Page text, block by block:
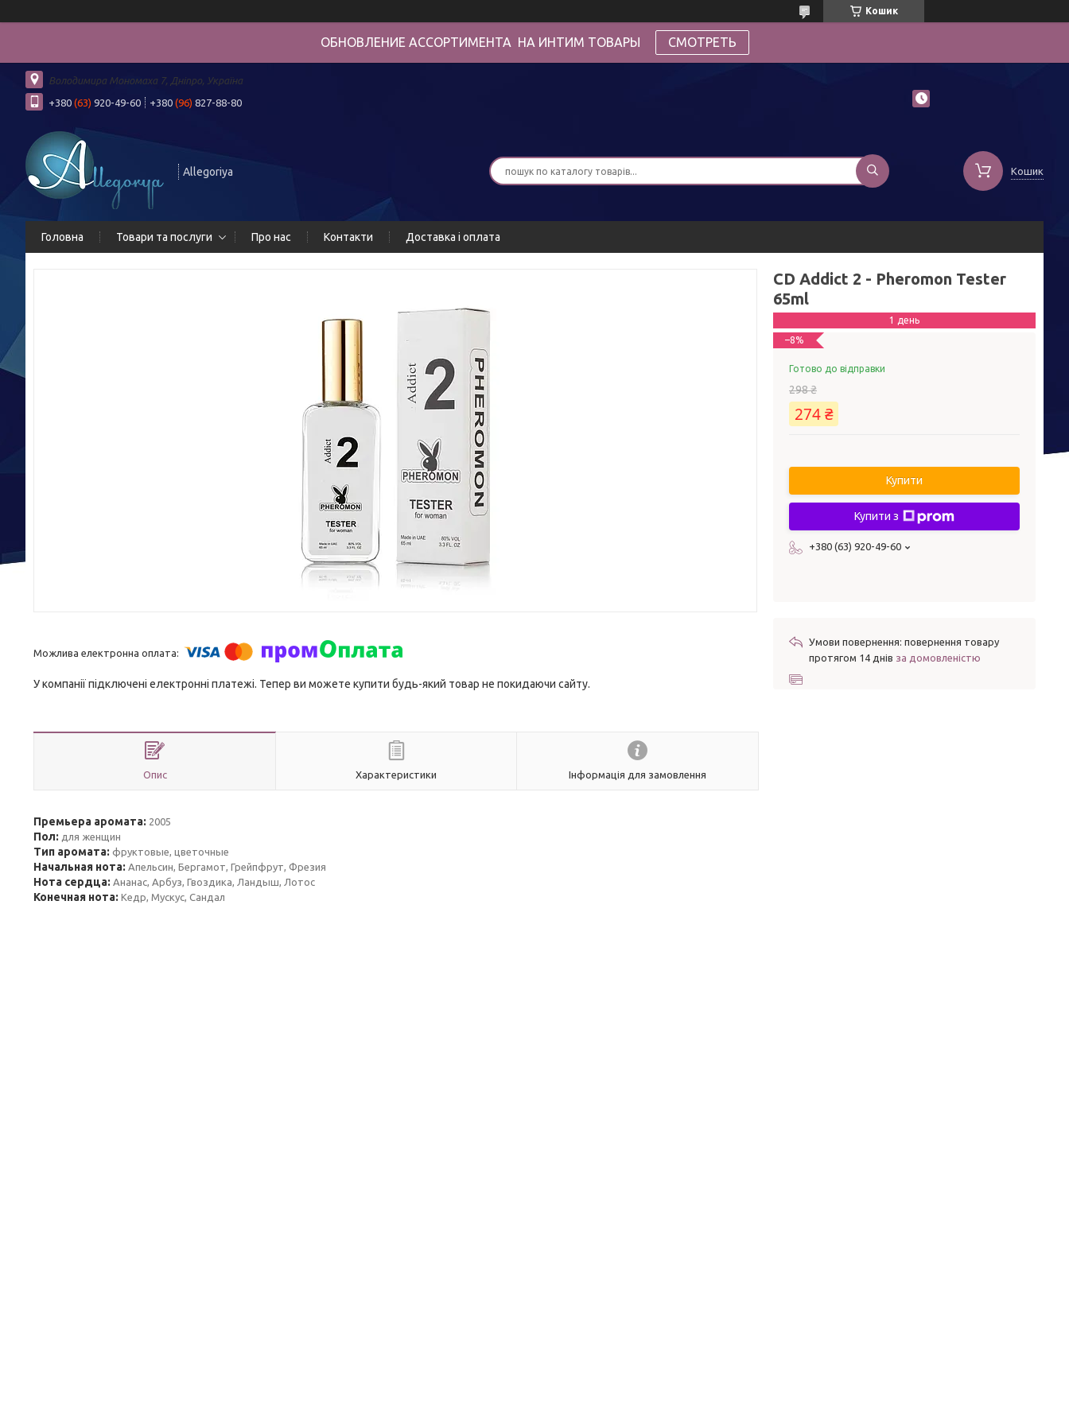
Кошик
ОБНОВЛЕНИЕ АССОРТИМЕНТА НА ИНТИМ ТОВАРЫ СМОТРЕТЬ
Володимира Мономаха 7, Дніпро, Україна
+380 (63) 920-49-60 +380 (96) 827-88-80
Allegoriya Кошик
Головна Товари та послуги Про нас Контакти Доставка і оплата
У компанії підключені електронні платежі. Тепер ви можете купити будь-який товар не покидаючи сайту.
Опис Характеристики Інформація для замовлення
Премьера аромата: 2005
Пол: для женщин
Тип аромата: фруктовые, цветочные
Начальная нота: Апельсин, Бергамот, Грейпфрут, Фрезия
Нота сердца: Ананас, Арбуз, Гвоздика, Ландыш, Лотос
Конечная нота: Кедр, Мускус, Сандал
CD Addict 2 - Pheromon Tester
65ml
1 день
–8%
Готово до відправки
298 ₴
274 ₴
Купити
Купити з
+380 (63) 920-49-60
повернення товару
протягом 14 днів за домовленістю